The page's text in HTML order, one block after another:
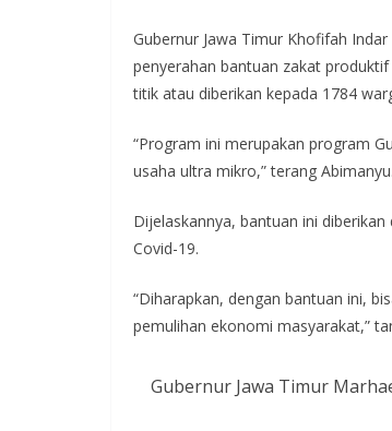
Gubernur Jawa Timur Khofifah
penyerahan bantuan zakat
titik atau diberikan kepada 1784
“Program ini merupakan program
usaha ultra mikro,” terang Abimanyu.
Dijelaskannya, bantuan ini
Covid-19.
“Diharapkan, dengan bantuan ini,
pemulihan ekonomi masyarakat,”
Gubernur Jawa Timur